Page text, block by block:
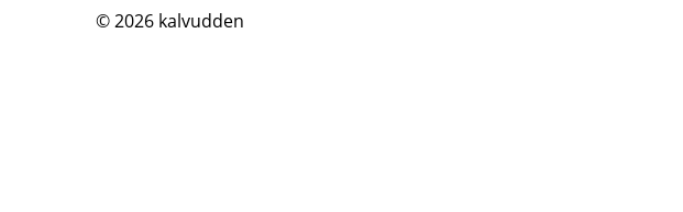
© 2026 kalvudden